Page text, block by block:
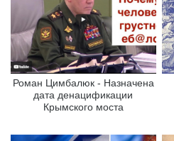
Роман Цимбалюк - Назначена
дата денацификации
Крымского моста